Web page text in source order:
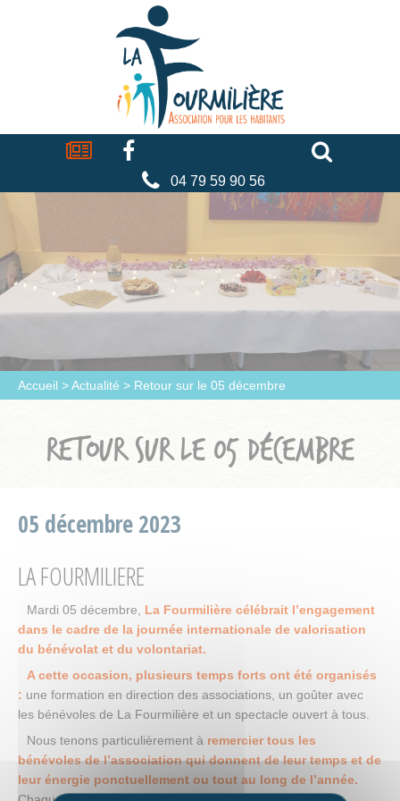
La
fourmilière
Actualités Facebook
04 79 59 90 56
Accueil >Actualité > Retour sur le 05 décembre
RETOUR SUR LE 05 DÉCEMBRE
05 décembre 2023
LA FOURMILIERE
Mardi 05 décembre, La Fourmilière célébrait l’engagement
dans le cadre de la journée internationale de valorisation
du bénévolat et du volontariat.
A cette occasion, plusieurs temps forts ont été organisés
: une formation en direction des associations, un goûter avec
les bénévoles de La Fourmilière et un spectacle ouvert à tous.
Nous tenons particulièrement à remercier tous les
bénévoles de l’association qui donnent de leur temps et de
leur énergie ponctuellement ou tout au long de l’année.
Cookies management panel